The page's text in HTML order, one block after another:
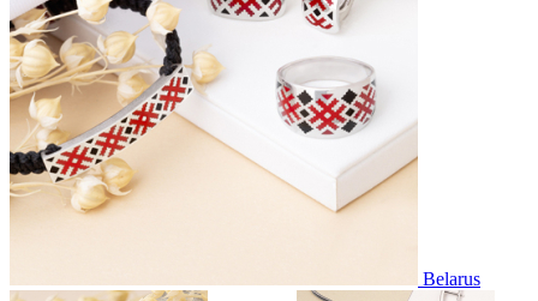
Belarus